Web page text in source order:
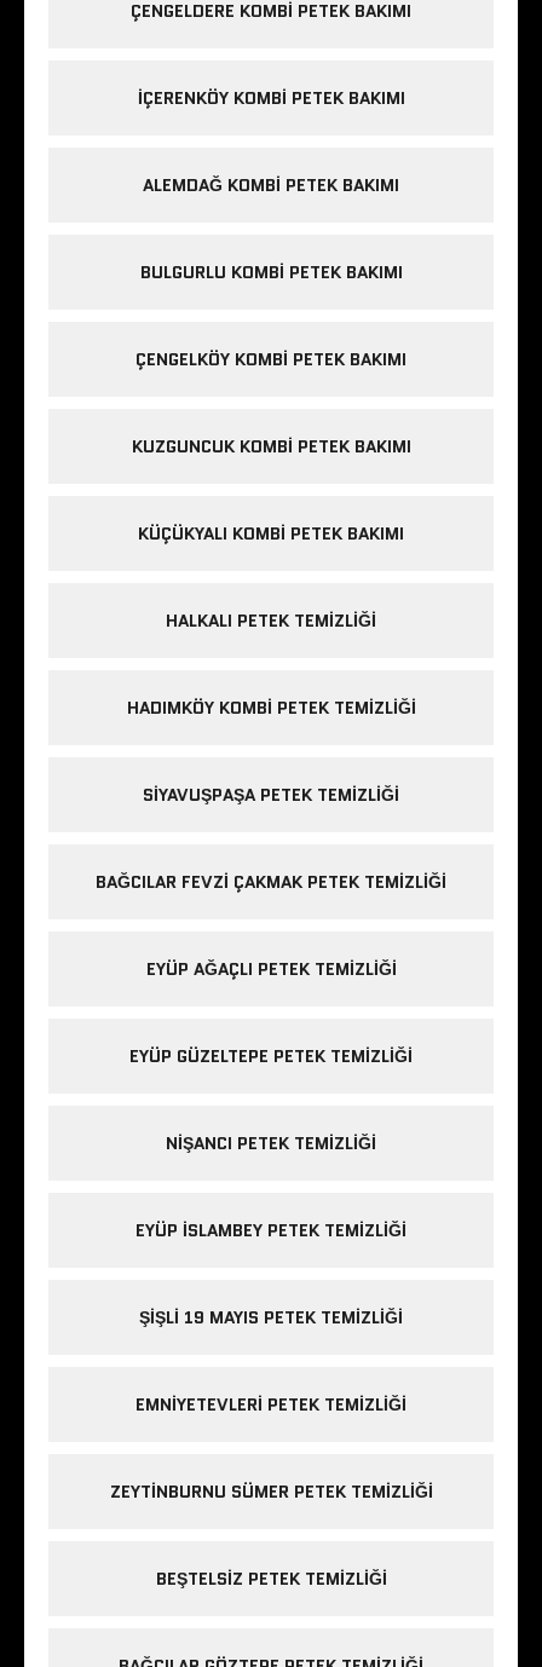
ÇENGELDERE KOMBI PETEK BAKIMI
IÇERENKÖY KOMBI PETEK BAKIMI
ALEMDAĞ KOMBI PETEK BAKIMI
BULGURLU KOMBI PETEK BAKIMI
ÇENGELKÖY KOMBI PETEK BAKIMI
KUZGUNCUK KOMBI PETEK BAKIMI
KÜÇÜKYALI KOMBI PETEK BAKIMI
HALKALI PETEK TEMIZLIĞI
HADIMKÖY KOMBI PETEK TEMIZLIĞI
SIYAVUŞPAŞA PETEK TEMIZLIĞI
BAĞCILAR FEVZI ÇAKMAK PETEK TEMIZLIĞI
EYÜP AĞAÇLI PETEK TEMIZLIĞI
EYÜP GÜZELTEPE PETEK TEMIZLIĞI
NIŞANCI PETEK TEMIZLIĞI
EYÜP ISLAMBEY PETEK TEMIZLIĞI
ŞIŞLI 19 MAYIS PETEK TEMIZLIĞI
EMNIYETEVLERI PETEK TEMIZLIĞI
ZEYTINBURNU SÜMER PETEK TEMIZLIĞI
BEŞTELSIZ PETEK TEMIZLIĞI